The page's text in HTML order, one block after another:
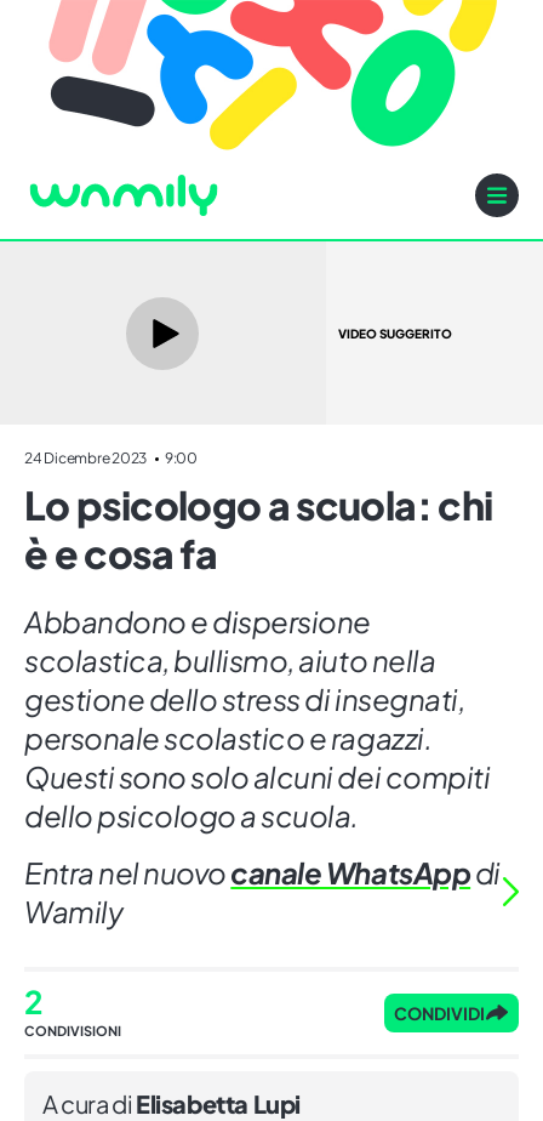
VIDEO SUGGERITO
24 Dicembre 2023 9:00
Lo psicologo a scuola: chi
è e cosa fa
Abbandono e dispersione
scolastica, bullismo, aiuto nella
gestione dello stress di insegnati,
personale scolastico e ragazzi.
Questi sono solo alcuni dei compiti
dello psicologo a scuola.
Entra nel nuovocanale WhatsAppdi
Wamily
2
CONDIVISIONI
CONDIVIDI
A cura di Elisabetta Lupi